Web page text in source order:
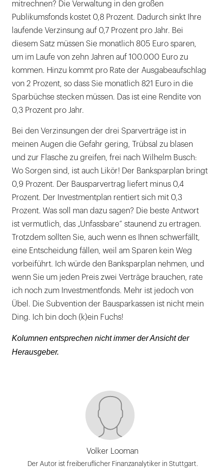
mitrechnen? Die Verwaltung in den großen
Publikumsfonds kostet 0,8 Prozent. Dadurch sinkt Ihre
laufende Verzinsung auf 0,7 Prozent pro Jahr. Bei
diesem Satz müssen Sie monatlich 805 Euro sparen,
um im Laufe von zehn Jahren auf 100.000 Euro zu
kommen. Hinzu kommt pro Rate der Ausgabeaufschlag
von 2 Prozent, so dass Sie monatlich 821 Euro in die
Sparbüchse stecken müssen. Das ist eine Rendite von
0,3 Prozent pro Jahr.
Bei den Verzinsungen der drei Sparverträge ist in
meinen Augen die Gefahr gering, Trübsal zu blasen
und zur Flasche zu greifen, frei nach Wilhelm Busch:
Wo Sorgen sind, ist auch Likör! Der Banksparplan bringt
0,9 Prozent. Der Bausparvertrag liefert minus 0,4
Prozent. Der Investmentplan rentiert sich mit 0,3
Prozent. Was soll man dazu sagen? Die beste Antwort
ist vermutlich, das „Unfassbare“ staunend zu ertragen.
Trotzdem sollten Sie, auch wenn es Ihnen schwerfällt,
eine Entscheidung fällen, weil am Sparen kein Weg
vorbeiführt. Ich würde den Banksparplan nehmen, und
wenn Sie um jeden Preis zwei Verträge brauchen, rate
ich noch zum Investmentfonds. Mehr ist jedoch von
Übel. Die Subvention der Bausparkassen ist nicht mein
Ding. Ich bin doch (k)ein Fuchs!
Kolumnen entsprechen nicht immer der Ansicht der
Herausgeber.
Volker Looman
Der Autor ist freiberuflicher Finanzanalytiker in Stuttgart.